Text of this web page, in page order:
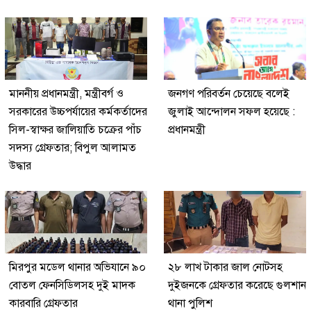
মাননীয় প্রধানমন্ত্রী, মন্ত্রীবর্গ ও
সরকারের উচ্চপর্যায়ের কর্মকর্তাদের
সিল-স্বাক্ষর জালিয়াতি চক্রের পাঁচ
সদস্য গ্রেফতার; বিপুল আলামত
উদ্ধার
জনগণ পরিবর্তন চেয়েছে বলেই
জুলাই আন্দোলন সফল হয়েছে :
প্রধানমন্ত্রী
মিরপুর মডেল থানার অভিযানে ৯০
বোতল ফেনসিডিলসহ দুই মাদক
কারবারি গ্রেফতার
২৮ লাখ টাকার জাল নোটসহ
দুইজনকে গ্রেফতার করেছে গুলশান
থানা পুলিশ